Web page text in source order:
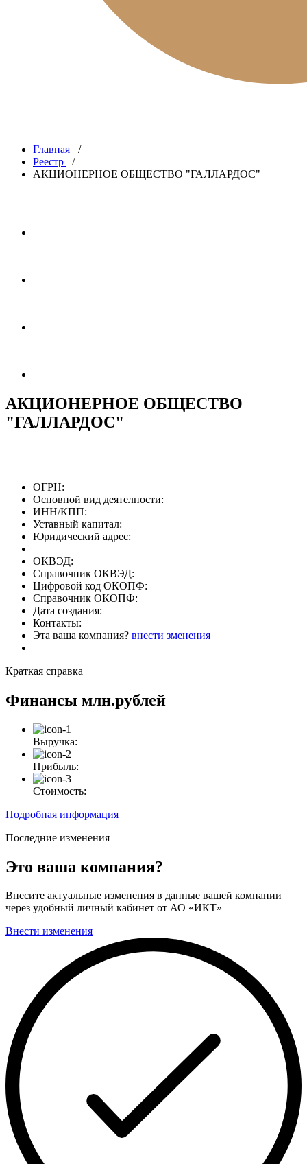
Главная
/
Реестр
/
АКЦИОНЕРНОЕ ОБЩЕСТВО "ГАЛЛАРДОС"
АКЦИОНЕРНОЕ ОБЩЕСТВО
"ГАЛЛАРДОС"
ОГРН:
Основной вид деятелности:
ИНН/КПП:
Уставный капитал:
Юридический адрес:
ОКВЭД:
Справочник ОКВЭД:
Цифровой код ОКОПФ:
Справочник ОКОПФ:
Дата создания:
Контакты:
Эта ваша компания? внести зменения
Краткая справка
Финансы млн.рублей
Выручка:
Прибыль:
Стоимость:
Подробная информация
Последние изменения
Это ваша компания?
Внесите актуальные изменения в данные вашей компании
через удобный личный кабинет от АО «ИКТ»
Внести изменения